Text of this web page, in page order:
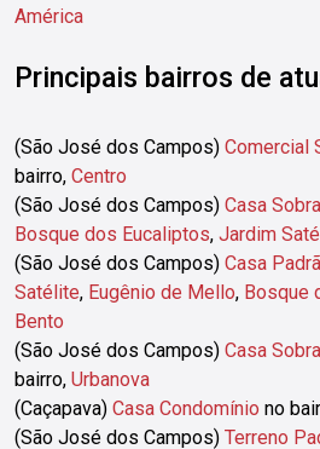
América
Principais bairros de
(São José dos Campos) Comercial
bairro, Centro
(São José dos Campos) Casa
Bosque dos Eucaliptos, Jardim
(São José dos Campos) Casa
Satélite, Eugênio de Mello, Bosque
Bento
(São José dos Campos) Casa
bairro, Urbanova
(Caçapava) Casa Condomínio no
(São José dos Campos) Terreno